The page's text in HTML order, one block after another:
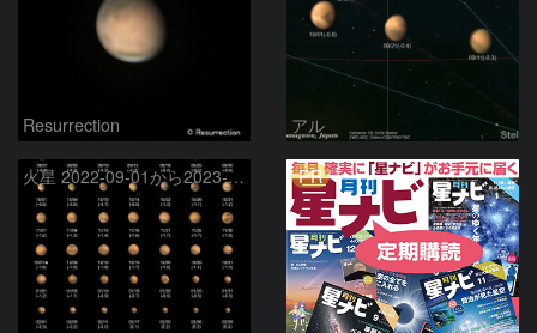
Resurrection アル
火星 2022-09-01から2023-03-22 PR